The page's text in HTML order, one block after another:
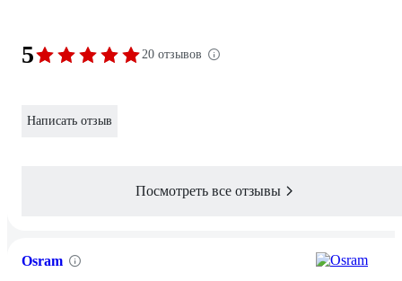
5 20 отзывов
Написать отзыв
Посмотреть все отзывы
Osram